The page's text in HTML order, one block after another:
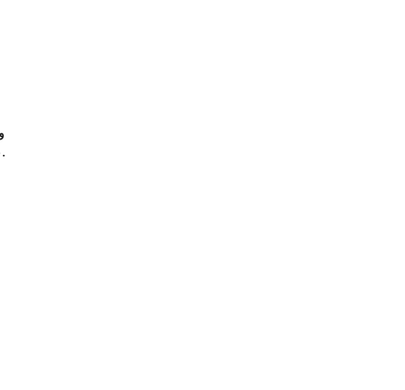
ديغ” Thaiwlen digue ، غمرتها الأمواج تدريجيا .. والآن هي على مشارف مقابر مسلمي المنطقة يصدها سور منخور ومتآكل .